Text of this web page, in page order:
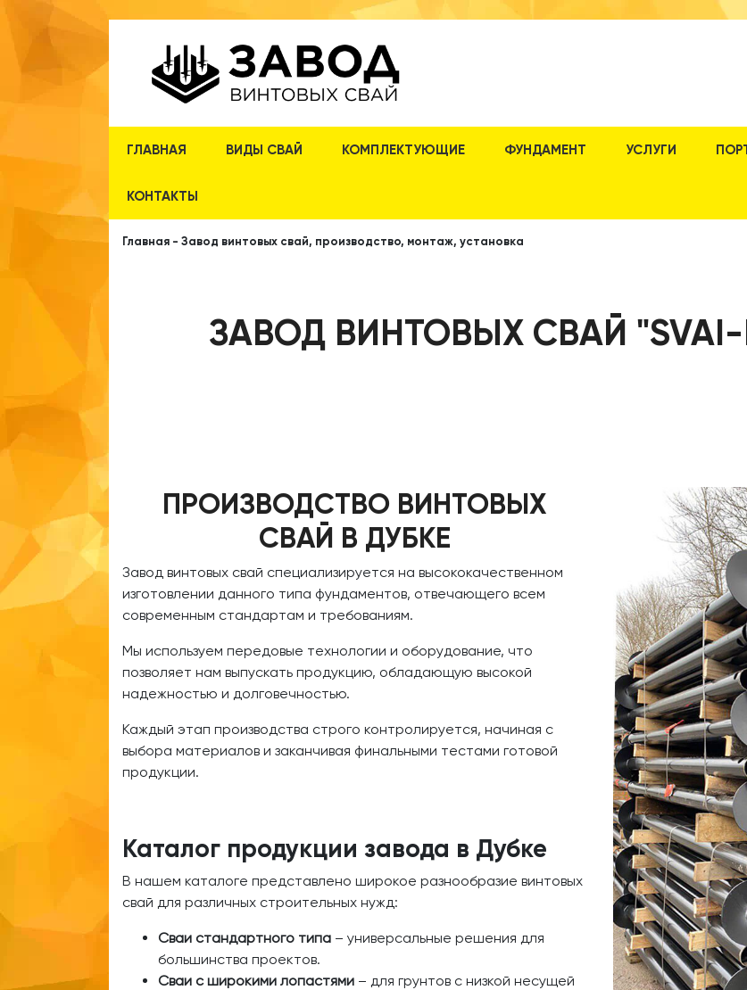
ГЛАВНАЯ ВИДЫ СВАЙ КОМПЛЕКТУЮЩИЕ ФУНДАМЕНТ УСЛУГИ
КОНТАКТЫ
Главная - Завод винтовых свай, производство, монтаж, установка
ЗАВОД ВИНТОВЫХ СВАЙ "SVAI-
ПРОИЗВОДСТВО ВИНТОВЫХ
СВАЙ В ДУБКЕ
Завод винтовых свай специализируется на высококачественном
изготовлении данного типа фундаментов, отвечающего всем
современным стандартам и требованиям.
Мы используем передовые технологии и оборудование, что
позволяет нам выпускать продукцию, обладающую высокой
надежностью и долговечностью.
Каждый этап производства строго контролируется, начиная с
выбора материалов и заканчивая финальными тестами готовой
продукции.
Каталог продукции завода в Дубке
В нашем каталоге представлено широкое разнообразие винтовых
свай для различных строительных нужд:
Сваи стандартного типа – универсальные решения для
большинства проектов.
Сваи с широкими лопастями – для грунтов с низкой несущей